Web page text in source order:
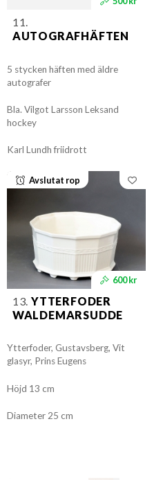
11.
AUTOGRAFHÄFTEN
5 stycken häften med äldre
autografer
Bla. Vilgot Larsson Leksand
hockey
Karl Lundh friidrott
Avslutat rop
600 kr
13. YTTERFODER
WALDEMARSUDDE
Ytterfoder, Gustavsberg, Vit
glasyr, Prins Eugens
Höjd 13 cm
Diameter 25 cm